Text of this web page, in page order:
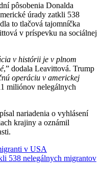
pôsobenia Donalda
úrady zatkli 538
to tlačová tajomníčka
v príspevku na sociálnej
v histórii je v plnom
,” dodala Leavittová. Trump
operáciu v americkej
miliónov nelegálnych
nariadenia o vyhlásení
krajiny a oznámil
v USA
538 nelegálnych migrantov